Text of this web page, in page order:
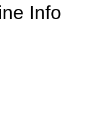
Info